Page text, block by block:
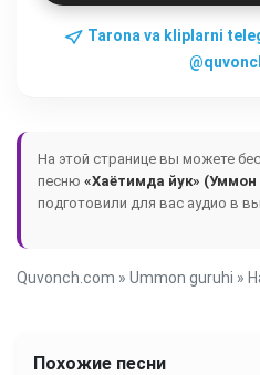
Tarona va kliplarni
На этой странице вы можете
песню «Хаётимда йук» (Уммон
подготовили для вас аудио в
Quvonch.com » Ummon guruhi »
Похожие песни